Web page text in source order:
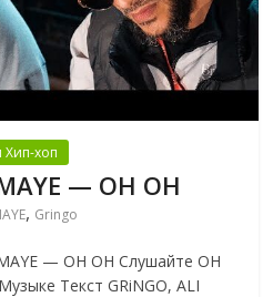
Хип-хоп
— OH OH
, Gringo
— OH OH Слушайте OH
Текст GRiNGO, ALI